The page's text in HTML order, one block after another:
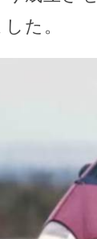
た。